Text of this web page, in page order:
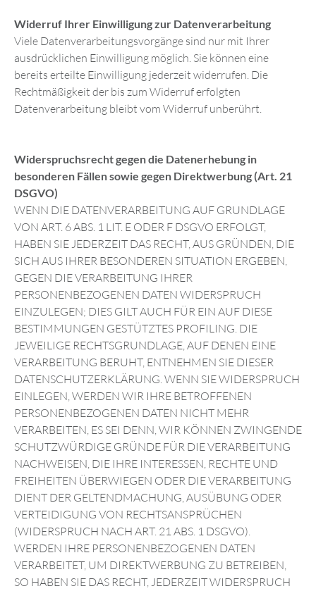
Widerruf Ihrer Einwilligung zur Datenverarbeitung
Viele Datenverarbeitungsvorgänge sind nur mit Ihrer
ausdrücklichen Einwilligung möglich. Sie können eine
bereits erteilte Einwilligung jederzeit widerrufen. Die
Rechtmäßigkeit der bis zum Widerruf erfolgten
Datenverarbeitung bleibt vom Widerruf unberührt.
Widerspruchsrecht gegen die Datenerhebung in
besonderen Fällen sowie gegen Direktwerbung (Art. 21
DSGVO)
WENN DIE DATENVERARBEITUNG AUF GRUNDLAGE
VON ART. 6 ABS. 1 LIT. E ODER F DSGVO ERFOLGT,
HABEN SIE JEDERZEIT DAS RECHT, AUS GRÜNDEN, DIE
SICH AUS IHRER BESONDEREN SITUATION ERGEBEN,
GEGEN DIE VERARBEITUNG IHRER
PERSONENBEZOGENEN DATEN WIDERSPRUCH
EINZULEGEN; DIES GILT AUCH FÜR EIN AUF DIESE
BESTIMMUNGEN GESTÜTZTES PROFILING. DIE
JEWEILIGE RECHTSGRUNDLAGE, AUF DENEN EINE
VERARBEITUNG BERUHT, ENTNEHMEN SIE DIESER
DATENSCHUTZERKLÄRUNG. WENN SIE WIDERSPRUCH
EINLEGEN, WERDEN WIR IHRE BETROFFENEN
PERSONENBEZOGENEN DATEN NICHT MEHR
VERARBEITEN, ES SEI DENN, WIR KÖNNEN ZWINGENDE
SCHUTZWÜRDIGE GRÜNDE FÜR DIE VERARBEITUNG
NACHWEISEN, DIE IHRE INTERESSEN, RECHTE UND
FREIHEITEN ÜBERWIEGEN ODER DIE VERARBEITUNG
DIENT DER GELTENDMACHUNG, AUSÜBUNG ODER
VERTEIDIGUNG VON RECHTSANSPRÜCHEN
(WIDERSPRUCH NACH ART. 21 ABS. 1 DSGVO).
WERDEN IHRE PERSONENBEZOGENEN DATEN
VERARBEITET, UM DIREKTWERBUNG ZU BETREIBEN,
SO HABEN SIE DAS RECHT, JEDERZEIT WIDERSPRUCH